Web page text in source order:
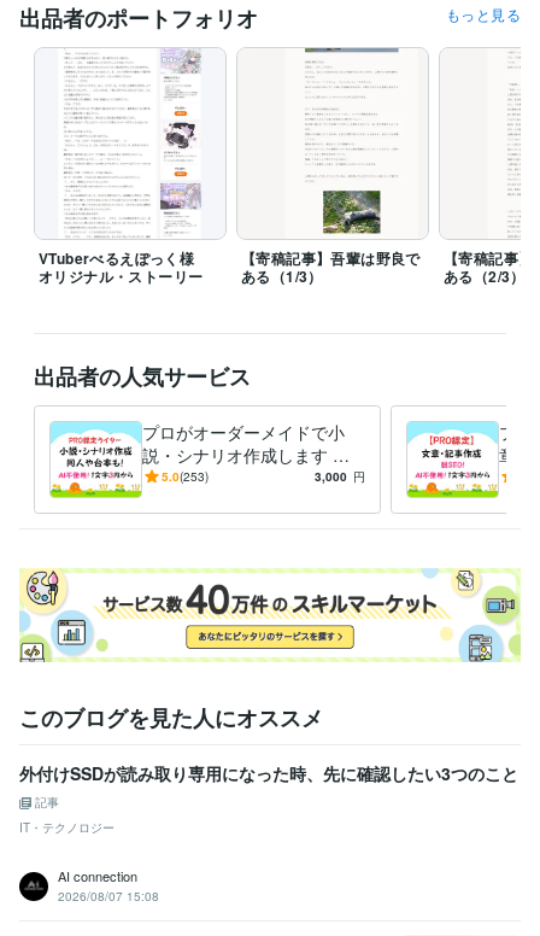
職歴
株式会社サンケイリビング新聞社 2018年8月 ~ 2019年2月
株式会社サイバーエージェント 2011年12月 ~ 2015年3月
心のケアや婚活支援を行うNPO 2010年3月 ~ 2013年3月
所属なし 2010年3月 ~ 現在
受賞歴
PS5の時代にあえてPSの「ポポロクロイス物語Ⅱ」を語りたい
erべるえぽっく様　オリジナル・ストーリー 人間にとってはうらやま
しい＜サメの歯の話＞ 実は複雑な体内構造を持つ＜ナマコ＞　「キ
ュビエ器官」の秘密 まるで梅の花のように美しい＜バイカナマコ＞
認定心理士 取得年 : 2010年
ビジネス・クリエイティブツール
PowerPoint:20年
Word:20年
得意分野
ライティング・翻訳 多ジャンル文章・記事作成
校正・編集・リライ
ト・添削・校閲 小説・シナリオ等創作物執筆 取材・インタビュー記
事 ブログ記事の執筆 ネーミング・キャッチコピー考案
文章・記事の作成
ブログ記事作成 編集
出品者のポートフォリオ もっと見る
VTuberべるえぽっく様
オリジナル・ストーリー
【寄稿記事】吾輩は野良で
ある（1/3）
【寄稿記事
ある（2/3）
出品者の人気サービス
プロがオーダーメイドで小
説・シナリオ作成します 夢
小説、短編小説、プロット、
も！
5.0(253) 3,000 円
プロ
章・
ムペ
中！
このブログを見た人にオススメ
外付けSSDが読み取り専用になった時、先に確認したい3つのこと
記事
IT・テクノロジー
AI connection
2026/08/07 15:08